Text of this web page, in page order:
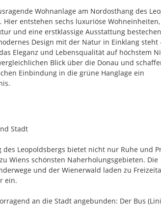
Wohnanlage am Nordosthang des
Hier entstehen sechs luxuriöse
und eine erstklassige Ausstattung
Design mit der Natur in Einklang steht
Eleganz und Lebensqualität auf höchstem
Blick über die Donau und
Einbindung in die grüne Hanglage ein
Die erhöhte Lage der Anlage bietet den
vom Trubel der Stadt. Genießen Sie die
und lassen Sie den Blick über die Stadt und
Haus verfügt über private Gärten und
gestaltet wurden. Hier finden Sie
und ruhige Momente im Freien.
: Ein idyllischer Schwimmteich und
Stadt
des Leopoldsbergs bietet nicht nur Ruhe und
Wiens schönsten Naherholungsgebieten. Die
und der Wienerwald laden zu
ein.
an die Stadt angebunden: Der Bus